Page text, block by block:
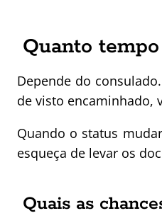
Quanto
Depende do consulado.
de visto encaminhado,
Quando o status
esqueça de levar os
Quais as